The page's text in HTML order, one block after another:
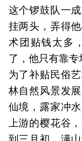
这个锣鼓队一
挂两头，弄得
术团贴钱太多
了，他只有靠专
为了补贴民俗
林自然风景发
仙境，露家冲
上游的樱花谷